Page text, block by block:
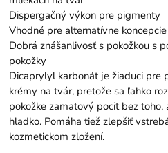
Dispergačný výkon pre pigmenty
Vhodné pre alternatívne
Dobrá znášanlivosť s pokožkou s
pokožky
Dicaprylyl karbonát je žiaduci pre
krémy na tvár, pretože sa ľahko
pokožke zamatový pocit bez
hladko. Pomáha tiež zlepšiť
kozmetickom zložení.